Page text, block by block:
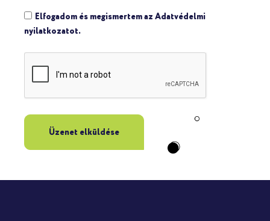
Elfogadom és megismertem az Adatvédelmi
nyilatkozatot.
Üzenet elküldése